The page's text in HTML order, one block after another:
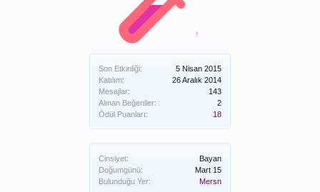
Son Etkinliği:
5 Nisan 2015
Katılım:
26 Aralık 2014
Mesajlar:
143
Alınan Beğeniler:
2
Ödül Puanları:
18
Cinsiyet:
Bayan
Doğumgünü:
Mart 15
Bulunduğu Yer:
Mersn